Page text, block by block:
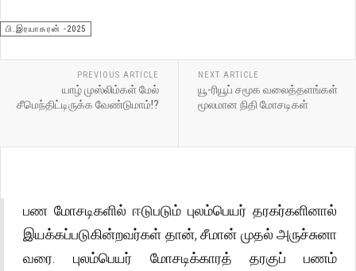
பி.இரயாகரன் -2025
PREVIOUS ARTICLE
யாழ் முஸ்லிம்கள் மேல்
சீமெந்திட்டிருக்க வேண்டுமாம்!?
NEXT ARTICLE
யூ-ரியூப் சமூக வலைத்தளங்கள்
மூலமான நிதி மோசடிகள்
பண மோசடிகளில் ஈடுபடும் புலம்பெயர் தரகர்களினால்
இயக்கப்படுகின்றவர்கள் தான், சீமான் முதல் அருச்சுனா
வரை. புலம்பெயர் மோசடிக்காரத் தரகுப் பணம்